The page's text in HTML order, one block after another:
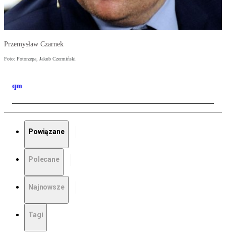
Przemysław Czarnek
Foto: Fotorzepa, Jakub Czermiński
qm
Powiązane
Polecane
Najnowsze
Tagi